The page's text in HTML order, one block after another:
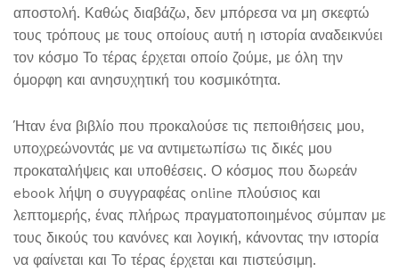
αποστολή. Καθώς διαβάζω, δεν μπόρεσα να μη σκεφτώ
τους τρόπους με τους οποίους αυτή η ιστορία αναδεικνύει
τον κόσμο Το τέρας έρχεται οποίο ζούμε, με όλη την
όμορφη και ανησυχητική του κοσμικότητα.
Ήταν ένα βιβλίο που προκαλούσε τις πεποιθήσεις μου,
υποχρεώνοντάς με να αντιμετωπίσω τις δικές μου
προκαταλήψεις και υποθέσεις. Ο κόσμος που δωρεάν
ebook λήψη ο συγγραφέας online πλούσιος και
λεπτομερής, ένας πλήρως πραγματοποιημένος σύμπαν με
τους δικούς του κανόνες και λογική, κάνοντας την ιστορία
να φαίνεται και Το τέρας έρχεται και πιστεύσιμη.